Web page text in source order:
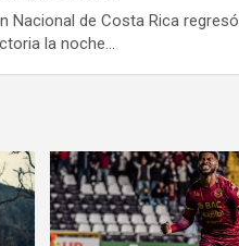
Nacional de Costa Rica regresó
la noche…